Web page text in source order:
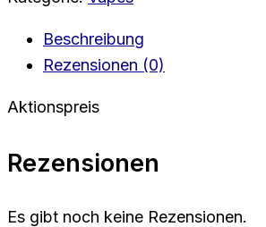
Menge
Beschreibung
Rezensionen (0)
Aktionspreis
Rezensionen
Es gibt noch keine Rezensionen.